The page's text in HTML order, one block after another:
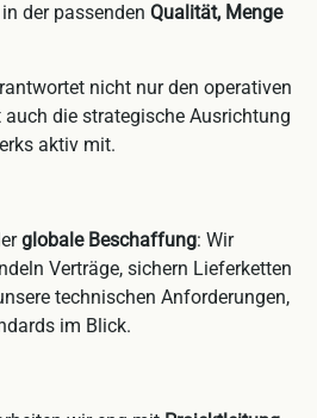
der passenden Qualität, Menge
nicht nur den operativen
die strategische Ausrichtung
aktiv mit.
globale Beschaffung: Wir
Verträge, sichern Lieferketten
technischen Anforderungen,
im Blick.